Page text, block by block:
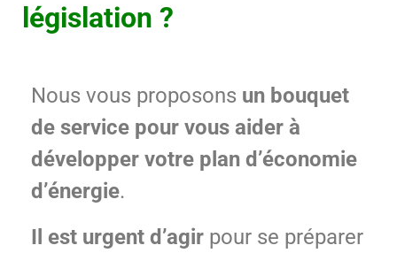
législation ?
Nous vous proposons un bouquet
de service pour vous aider à
développer votre plan d’économie
d’énergie.
Il est urgent d’agir pour se préparer